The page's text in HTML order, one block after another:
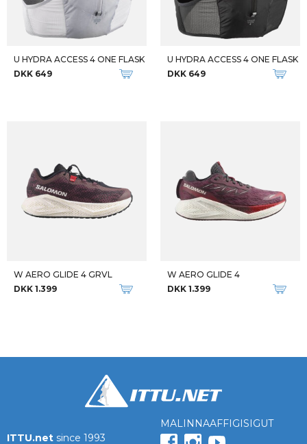
U HYDRA ACCESS 4 ONE FLASK
DKK 649
U HYDRA ACCESS 4 ONE FLASK
DKK 649
W AERO GLIDE 4 GRVL
DKK 1.399
W AERO GLIDE 4
DKK 1.399
ITTU.net since 1993
MALINNAAFFIGISIGUT